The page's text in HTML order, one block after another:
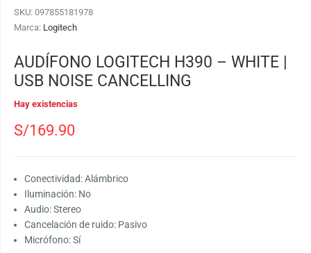
SKU: 097855181978
Marca: Logitech
AUDÍFONO LOGITECH H390 – WHITE |
USB NOISE CANCELLING
Hay existencias
S/169.90
Conectividad: Alámbrico
Iluminación: No
Audio: Stereo
Cancelación de ruido: Pasivo
Micrófono: Sí